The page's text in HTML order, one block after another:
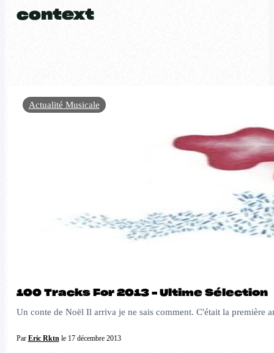
context
100 Tracks For 2013 – Ultime Sélection
Un conte de Noël Il arriva je ne sais comment. C'était la première
Par Eric Rktnle 17 décembre 2013
Actualité Musicale